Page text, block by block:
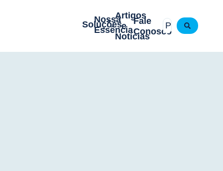
Soluções
Nossa
Essência
Artigos
e
Notícias
Fale
Conosco